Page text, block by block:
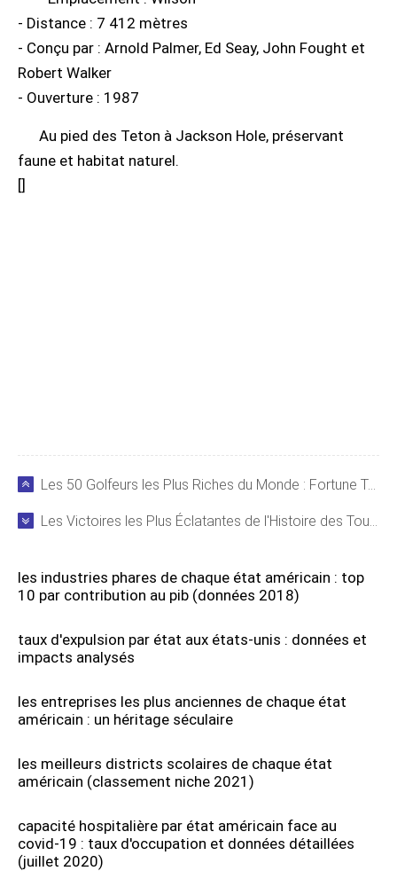
- Distance : 7 412 mètres
- Conçu par : Arnold Palmer, Ed Seay, John Fought et
Robert Walker
- Ouverture : 1987
Au pied des Teton à Jackson Hole, préservant
faune et habitat naturel.
[]
Les 50 Golfeurs les Plus Riches du Monde : Fortune Totale de 4 Milliards de Dollars
Les Victoires les Plus Éclatantes de l'Histoire des Tournois Majeurs de Golf
les industries phares de chaque état américain : top
10 par contribution au pib (données 2018)
taux d'expulsion par état aux états-unis : données et
impacts analysés
les entreprises les plus anciennes de chaque état
américain : un héritage séculaire
les meilleurs districts scolaires de chaque état
américain (classement niche 2021)
capacité hospitalière par état américain face au
covid-19 : taux d'occupation et données détaillées
(juillet 2020)